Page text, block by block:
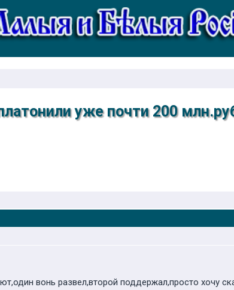
уже почти 200
вонь развел,второй поддержал,просто хочу